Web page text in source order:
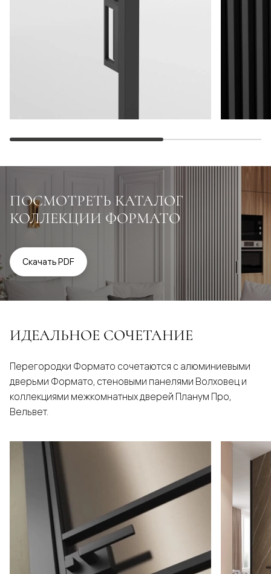
ПОСМОТРЕТЬ КАТАЛОГ
КОЛЛЕКЦИИ ФОРМАТО
Скачать PDF
ИДЕАЛЬНОЕ СОЧЕТАНИЕ
Перегородки Формато сочетаются с алюминиевыми
дверьми Формато, стеновыми панелями Волховец и
коллекциями межкомнатных дверей Планум Про,
Вельвет.